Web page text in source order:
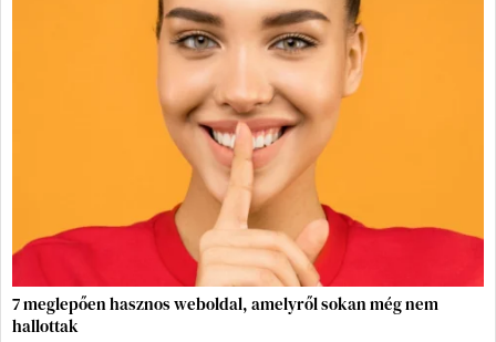
7 meglepően hasznos weboldal, amelyről sokan még nem
hallottak